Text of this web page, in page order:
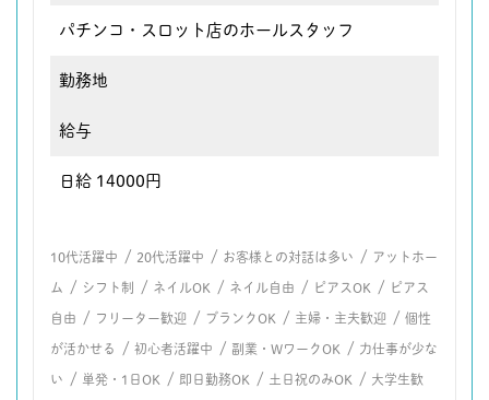
パチンコ・スロット店のホールスタッフ
勤務地
給与
日給 14000円
10代活躍中 / 20代活躍中 / お客様との対話は多い / アットホー
ム / シフト制 / ネイルOK / ネイル自由 / ピアスOK / ピアス
自由 / フリーター歓迎 / ブランクOK / 主婦・主夫歓迎 / 個性
が活かせる / 初心者活躍中 / 副業・WワークOK / 力仕事が少な
い / 単発・1日OK / 即日勤務OK / 土日祝のみOK / 大学生歓